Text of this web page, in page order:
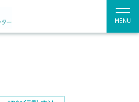
MENU